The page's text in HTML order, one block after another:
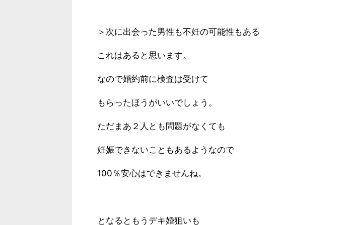
＞次に出会った男性も不妊の可能性もある
これはあると思います。
なので婚約前に検査は受けて
もらったほうがいいでしょう。
ただまあ２人とも問題がなくても
妊娠できないこともあるようなので
100％安心はできませんね。
となるともうデキ婚狙いも